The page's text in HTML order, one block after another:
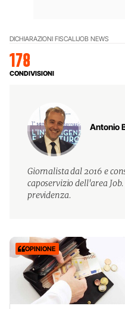
DICHIARAZIONI FISCALIJOB NEWS
178
CONDIVISIONI
Antonio
Giornalista dal 2016 e
caposervizio dell'area
previdenza.
OPINIONE